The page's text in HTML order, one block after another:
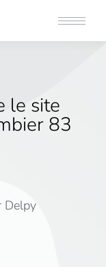
le site
83
Delpy